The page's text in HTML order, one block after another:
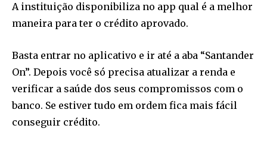
A instituição disponibiliza no app qual é a melhor
maneira para ter o crédito aprovado.
Basta entrar no aplicativo e ir até a aba “Santander
On”. Depois você só precisa atualizar a renda e
verificar a saúde dos seus compromissos com o
banco. Se estiver tudo em ordem fica mais fácil
conseguir crédito.